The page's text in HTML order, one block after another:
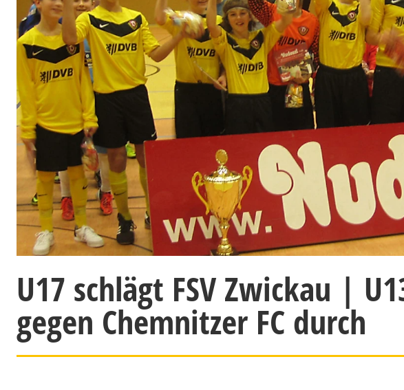
U17 schlägt FSV Zwickau |
gegen Chemnitzer FC durch